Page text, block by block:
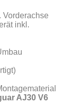
Vorderachse
inkl.
AJ30 V6